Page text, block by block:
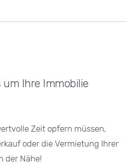
um Ihre Immobilie
Zeit opfern müssen,
oder die Vermietung Ihrer
der Nähe!